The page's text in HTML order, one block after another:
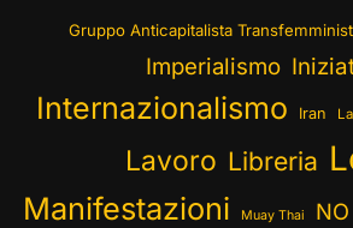
Gruppo Anticapitalista
Imperialismo
Internazionalismo Iran
Lavoro Libreria
Manifestazioni Muay Thai